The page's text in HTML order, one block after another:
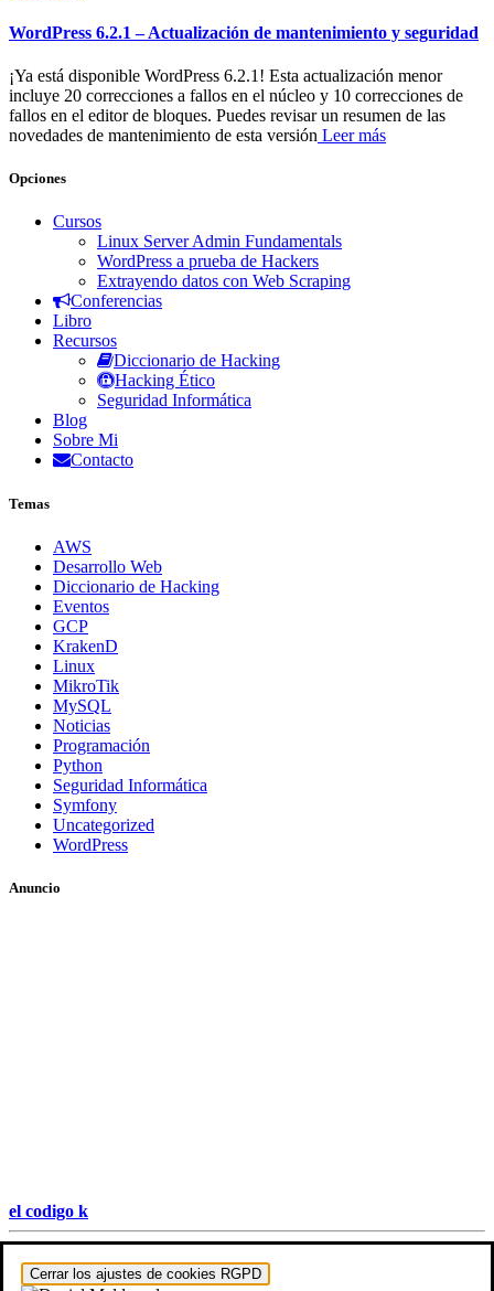
WordPress 6.2.1 – Actualización de mantenimiento y seguridad
¡Ya está disponible WordPress 6.2.1! Esta actualización menor
incluye 20 correcciones a fallos en el núcleo y 10 correcciones de
fallos en el editor de bloques. Puedes revisar un resumen de las
novedades de mantenimiento de esta versión Leer más
Opciones
Cursos
Linux Server Admin Fundamentals
WordPress a prueba de Hackers
Extrayendo datos con Web Scraping
Conferencias
Libro
Recursos
Diccionario de Hacking
Hacking Ético
Seguridad Informática
Blog
Sobre Mi
Contacto
Temas
AWS
Desarrollo Web
Diccionario de Hacking
Eventos
GCP
KrakenD
Linux
MikroTik
MySQL
Noticias
Programación
Python
Seguridad Informática
Symfony
Uncategorized
WordPress
Anuncio
el codigo k
Hestia | Desarrollado porThemeIsle
Cerrar los ajustes de cookies RGPD